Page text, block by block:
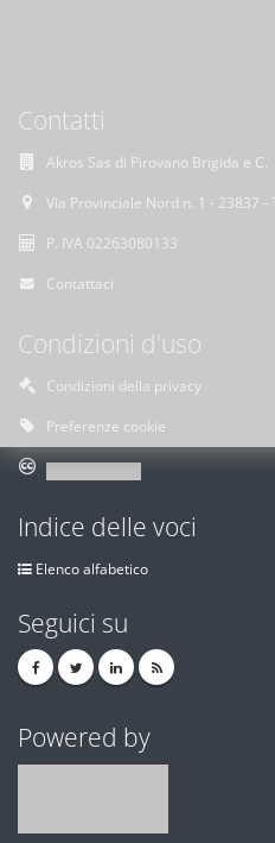
Contatti
Akros Sas di Pirovano Brigida e C.
Via Provinciale Nord n. 1 - 23837 -
P. IVA 02263080133
Contattaci
Condizioni d'uso
Condizioni della privacy
Preferenze cookie
Indice delle voci
Elenco alfabetico
Seguici su
Powered by